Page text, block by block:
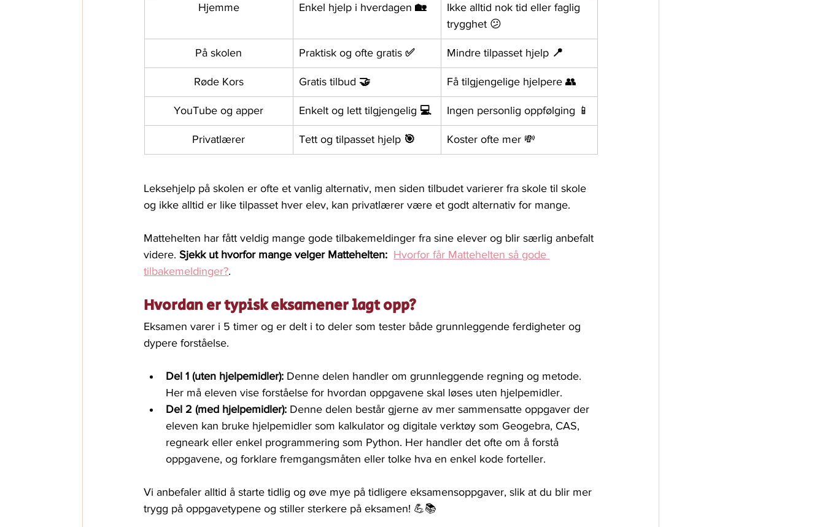
Hjemme Enkel hjelp i hverdagen 🏡
Ikke alltid nok tid eller faglig
trygghet 😕
På skolen Praktisk og ofte gratis ✅ Mindre tilpasset hjelp 📍
Røde Kors Gratis tilbud 🤝 Få tilgjengelige hjelpere 👥
YouTube og apper Enkelt og lett tilgjengelig 💻 Ingen personlig oppfølging 📱
Privatlærer Tett og tilpasset hjelp 🎯 Koster ofte mer 💸
Leksehjelp på skolen er ofte et vanlig alternativ, men siden tilbudet varierer fra skole til skole
og ikke alltid er like tilpasset hver elev, kan privatlærer være et godt alternativ for mange.
Mattehelten har fått veldig mange gode tilbakemeldinger fra sine elever og blir særlig anbefalt
videre. Sjekk ut hvorfor mange velger Mattehelten: Hvorfor får Mattehelten så gode
tilbakemeldinger?.
Hvordan er typisk eksamener lagt opp?
Eksamen varer i 5 timer og er delt i to deler som tester både grunnleggende ferdigheter og
dypere forståelse.
Del 1 (uten hjelpemidler): Denne delen handler om grunnleggende regning og metode.
Her må eleven vise forståelse for hvordan oppgavene skal løses uten hjelpemidler.
Del 2 (med hjelpemidler): Denne delen består gjerne av mer sammensatte oppgaver der
eleven kan bruke hjelpemidler som kalkulator og digitale verktøy som Geogebra, CAS,
regneark eller enkel programmering som Python. Her handler det ofte om å forstå
oppgavene, og forklare fremgangsmåten eller tolke hva en enkel kode forteller.
Vi anbefaler alltid å starte tidlig og øve mye på tidligere eksamensoppgaver, slik at du blir mer
trygg på oppgavetypene og stiller sterkere på eksamen! 💪📚